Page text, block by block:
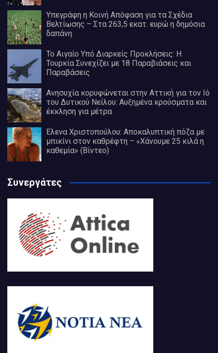
Υπεγράφη η Κοινή Απόφαση για τα Σχέδια
Βελτίωσης – Στα 263,5 εκατ. ευρώ η δημόσια
δαπάνη
Το Αιγαίο Υπό Διαρκείς Προκλήσεις: Η
Τουρκία Συνεχίζει με 18 Παραβιάσεις και
Παραβάσεις
Ανησυχία κορυφώνεται στην Αττική για τον Ιό
του Δυτικού Νείλου: Αυξημένα κρούσματα και
έκκληση για μέτρα
Έλενα Χριστοπούλου: Αποκαλυπτική πόζα με
μπικίνι στον καθρέφτη – «Χάνουμε 25 κιλά η
καθεμία» (Βίντεο)
Συνεργάτες